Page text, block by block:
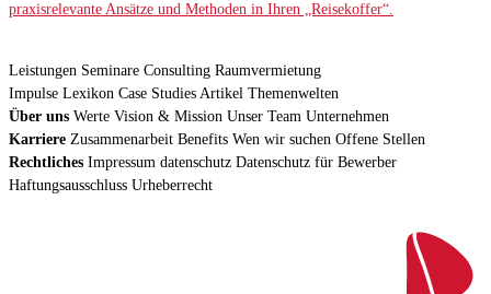
praxisrelevante Ansätze und Methoden in Ihren „Reisekoffer“.
Leistungen Seminare Consulting Raumvermietung
Impulse Lexikon Case Studies Artikel Themenwelten
Über uns Werte Vision & Mission Unser Team Unternehmen
Karriere Zusammenarbeit Benefits Wen wir suchen Offene Stellen
Rechtliches Impressum datenschutz Datenschutz für Bewerber
Haftungsausschluss Urheberrecht